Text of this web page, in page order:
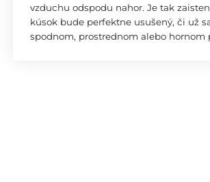
vzduchu odspodu nahor. Je tak
kúsok bude perfektne usušený, či už
spodnom, prostrednom alebo hornom